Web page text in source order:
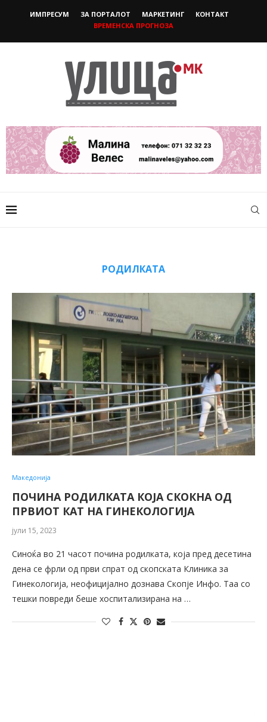
ИМПРЕСУМ ЗА ПОРТАЛОТ МАРКЕТИНГ
КОНТАКТ
ВРЕМЕНСКА ПРОГНОЗА
РОДИЛКАТА
Македонија
ПОЧИНА РОДИЛКАТА КОЈА СКОКНА ОД
ПРВИОТ КАТ НА ГИНЕКОЛОГИЈА
јули 15, 2023
Синоќа во 21 часот почина родилката, која пред десетина
дена се фрли од први спрат од скопската Клиника за
Гинекологија, неофицијално дознава Скопје Инфо. Таа со
тешки повреди беше хоспитализирана на …